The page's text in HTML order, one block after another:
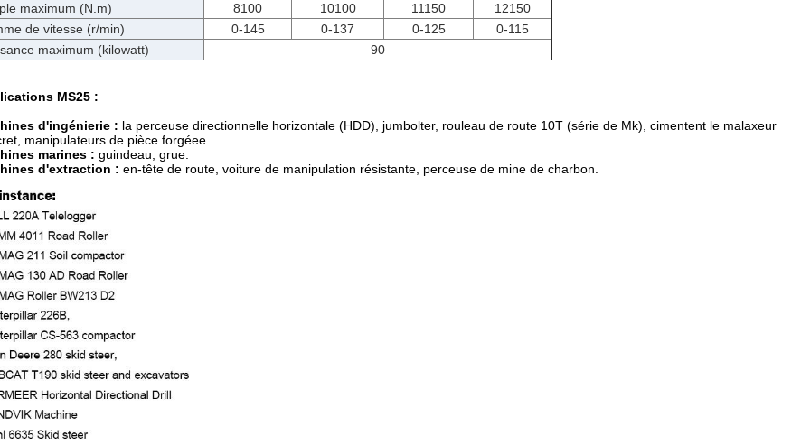
maximum (N.m)
8100 10100 11150
12150
de vitesse (r/min)
0-145 0-137 0-125
0-115
maximum (kilowatt)
90
MS25 :
d'ingénierie : la perceuse directionnelle horizontale (HDD), jumbolter, rouleau de route 10T (série de Mk), cimentent le malaxeur
manipulateurs de pièce forgéee.
marines : guindeau, grue.
d'extraction : en-tête de route, voiture de manipulation résistante, perceuse de mine de charbon.